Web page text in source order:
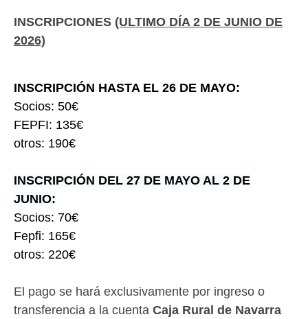
INSCRIPCIONES (ULTIMO DÍA 2 DE JUNIO DE
2026)
INSCRIPCIÓN HASTA EL 26 DE MAYO:
Socios: 50€
FEPFI: 135€
otros: 190€
INSCRIPCIÓN DEL 27 DE MAYO AL 2 DE
JUNIO:
Socios: 70€
Fepfi: 165€
otros: 220€
El pago se hará exclusivamente por ingreso o
transferencia a la cuenta Caja Rural de Navarra